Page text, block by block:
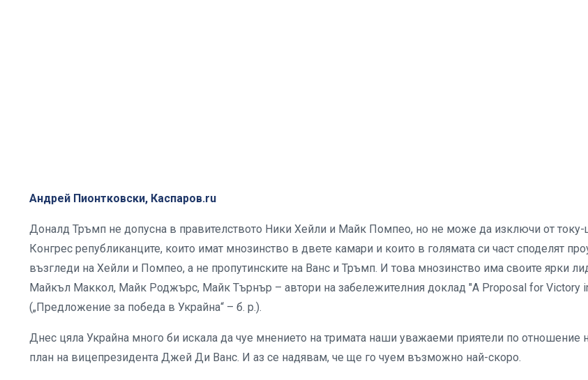
Андрей Пионтковски, Каспаров.ru
Доналд Тръмп не допусна в правителството Ники Хейли и Майк Помпео, но не може да изключи от току-
Конгрес републиканците, които имат мнозинство в двете камари и които в голямата си част споделят
възгледи на Хейли и Помпео, а не пропутинските на Ванс и Тръмп. И това мнозинство има своите ярки
Майкъл Маккол, Майк Роджърс, Майк Търнър – автори на забележителния доклад "A Proposal for Victory
(„Предложение за победа в Украйна“ – б. р.).
Днес цяла Украйна много би искала да чуе мнението на тримата наши уважаеми приятели по отношение
план на вицепрезидента Джей Ди Ванс. И аз се надявам, че ще го чуем възможно най-скоро.